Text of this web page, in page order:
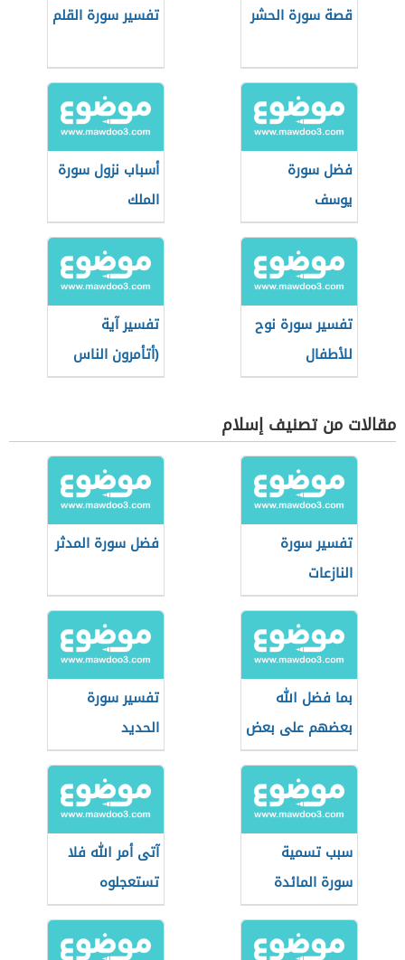
قصة سورة الحشر تفسير سورة القلم
فضل سورة
يوسف
أسباب نزول سورة
الملك
تفسير سورة نوح
للأطفال
تفسير آية
(أتأمرون الناس
بالبر وتنسون
مقالات من تصنيف إسلام
تفسير سورة
النازعات
فضل سورة المدثر
بما فضل الله
بعضهم على بعض
تفسير سورة
الحديد
سبب تسمية
سورة المائدة
آتى أمر الله فلا
تستعجلوه